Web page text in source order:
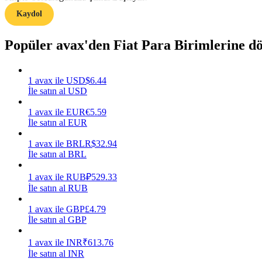
Rehber
Vadeli İşlemler Başlangıç Kılavuzu
Nasıl kârlı kalabileceğinizi öğrenin
Kaydol
Popüler avax'den Fiat Para Birimlerine
1 avax ile USD$6.44
İle satın al USD
1 avax ile EUR€5.59
İle satın al EUR
1 avax ile BRLR$32.94
İle satın al BRL
1 avax ile RUB₽529.33
İle satın al RUB
1 avax ile GBP£4.79
İle satın al GBP
1 avax ile INR₹613.76
İle satın al INR